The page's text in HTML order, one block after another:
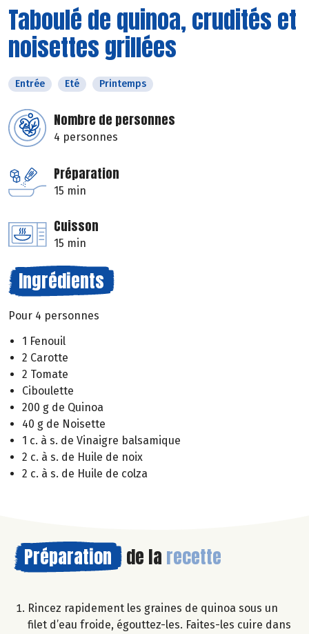
Taboulé de quinoa, crudités et
noisettes grillées
Entrée Eté Printemps
Nombre de personnes
4 personnes
Préparation
15 min
Cuisson
15 min
Ingrédients
Pour 4 personnes
1 Fenouil
2 Carotte
2 Tomate
Ciboulette
200 g de Quinoa
40 g de Noisette
1 c. à s. de Vinaigre balsamique
2 c. à s. de Huile de noix
2 c. à s. de Huile de colza
Préparation de la recette
Rincez rapidement les graines de quinoa sous un
filet d’eau froide, égouttez-les. Faites-les cuire dans